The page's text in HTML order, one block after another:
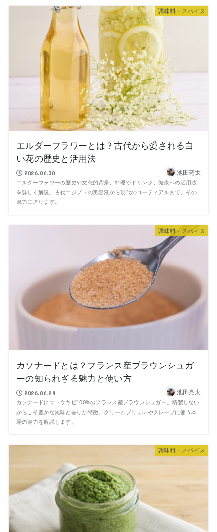
調味料・スパイス
エルダーフラワーとは？古代から愛される白
い花の歴史と活用法
2026.06.30 池田亮太
エルダーフラワーの歴史や文化的背景、料理やドリンク、健康への活用法
を詳しく解説。古代エジプトの美容液から現代のコーディアルまで、その
魅力に迫ります。
調味料・スパイス
カソナードとは？フランス産ブラウンシュガ
ーの知られざる魅力と使い方
2026.06.29 池田亮太
カソナードはサトウキビ100%のフランス産ブラウンシュガー。精製しない
からこそ豊かな風味と香りが特徴。クリームブリュレやクレープに使う本
場の魅力を解説します。
調味料・スパイス